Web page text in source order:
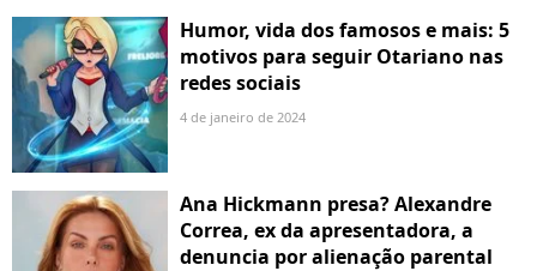
Humor, vida dos famosos e mais: 5
motivos para seguir Otariano nas
redes sociais
4 de janeiro de 2024
Ana Hickmann presa? Alexandre
Correa, ex da apresentadora, a
denuncia por alienação parental